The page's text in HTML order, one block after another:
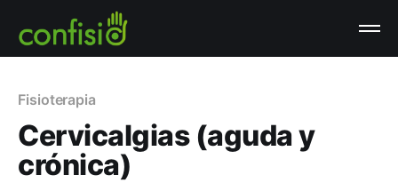
Fisioterapia
Cervicalgias (aguda y
crónica)